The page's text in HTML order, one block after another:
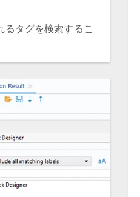
るタグを検索するこ